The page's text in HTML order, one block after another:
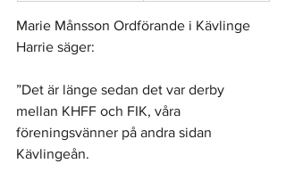
Marie Månsson Ordförande i Kävlinge
Harrie säger:
”Det är länge sedan det var derby
mellan KHFF och FIK, våra
föreningsvänner på andra sidan
Kävlingeån.